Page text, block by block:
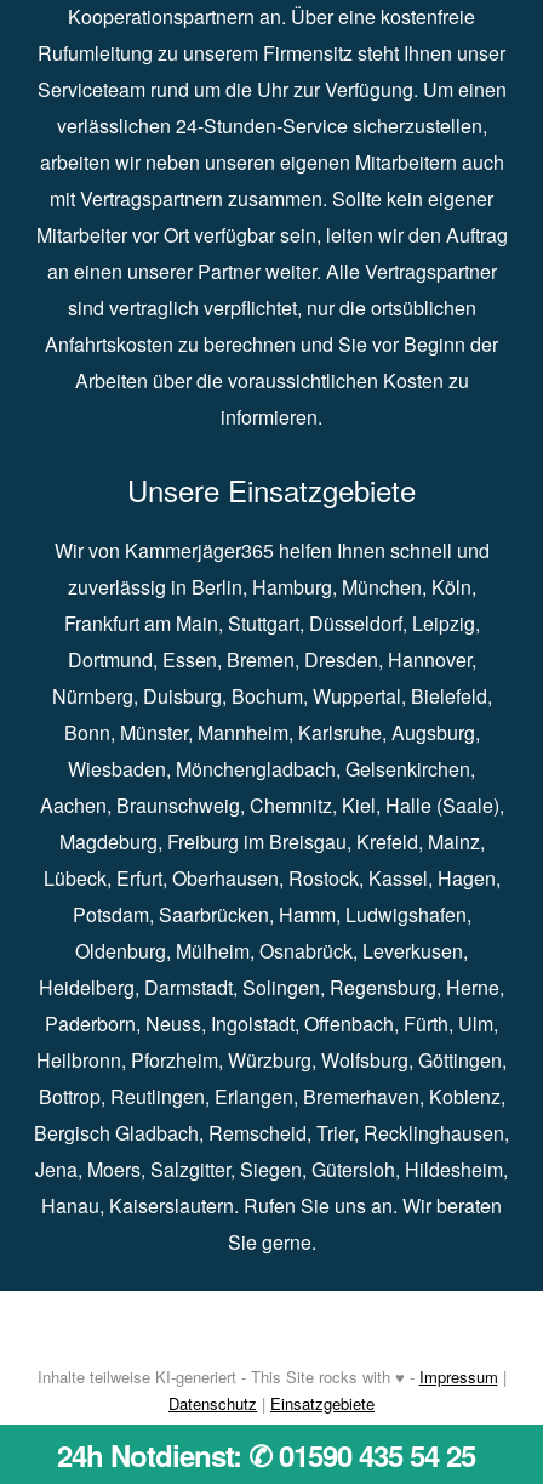
Kooperationspartnern an. Über eine kostenfreie
Rufumleitung zu unserem Firmensitz steht Ihnen unser
Serviceteam rund um die Uhr zur Verfügung. Um einen
verlässlichen 24-Stunden-Service sicherzustellen,
arbeiten wir neben unseren eigenen Mitarbeitern auch
mit Vertragspartnern zusammen. Sollte kein eigener
Mitarbeiter vor Ort verfügbar sein, leiten wir den Auftrag
an einen unserer Partner weiter. Alle Vertragspartner
sind vertraglich verpflichtet, nur die ortsüblichen
Anfahrtskosten zu berechnen und Sie vor Beginn der
Arbeiten über die voraussichtlichen Kosten zu
informieren.
Unsere Einsatzgebiete
Wir von Kammerjäger365 helfen Ihnen schnell und
zuverlässig in Berlin⁠, Hamburg⁠, München, Köln⁠,
Frankfurt am Main⁠, Stuttgart⁠, Düsseldorf⁠, Leipzig⁠,
Dortmund⁠, Essen⁠, Bremen⁠, Dresden⁠, Hannover⁠,
Nürnberg⁠, Duisburg⁠⁠, Bochum⁠, Wuppertal⁠⁠, Bielefeld⁠⁠,
Bonn⁠⁠, Münster⁠⁠, Mannheim⁠, Karlsruhe⁠, Augsburg⁠,
Wiesbaden⁠⁠, Mönchengladbach⁠, Gelsenkirchen⁠⁠,
Aachen⁠⁠, Braunschweig⁠, Chemnitz⁠⁠, Kiel⁠, Halle (Saale)⁠⁠,
Magdeburg⁠, Freiburg im Breisgau⁠⁠, Krefeld⁠⁠, Mainz⁠⁠,
Lübeck⁠, Erfurt⁠, Oberhausen⁠⁠, Rostock⁠⁠, Kassel⁠⁠, Hagen⁠,
Potsdam⁠, Saarbrücken⁠⁠, Hamm⁠, Ludwigshafen⁠,
Oldenburg⁠, Mülheim⁠, Osnabrück⁠⁠, Leverkusen⁠,
Heidelberg⁠, Darmstadt⁠⁠, Solingen⁠, Regensburg⁠, Herne⁠⁠,
Paderborn⁠, Neuss⁠, Ingolstadt⁠, Offenbach, Fürth⁠⁠, Ulm⁠⁠,
Heilbronn⁠, Pforzheim⁠, Würzburg⁠, Wolfsburg⁠⁠, Göttingen⁠,
Bottrop⁠, Reutlingen⁠, Erlangen⁠⁠, Bremerhaven⁠, Koblenz⁠,
Bergisch Gladbach⁠, Remscheid⁠⁠, Trier⁠⁠, Recklinghausen⁠,
Jena⁠⁠, Moers⁠⁠, Salzgitter⁠⁠, Siegen⁠⁠, Gütersloh⁠, Hildesheim⁠⁠,
Hanau⁠, Kaiserslautern⁠⁠. Rufen Sie uns an. Wir beraten
Sie gerne.
Inhalte teilweise KI-generiert - This Site rocks with ♥ - Impressum |
Datenschutz | Einsatzgebiete
24h Notdienst: ✆ 01590 435 54 25